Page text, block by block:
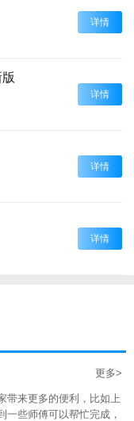
详情
详情
详情
详情
更多>
带来更多的便利，比如上
些师傅可以帮忙完成，